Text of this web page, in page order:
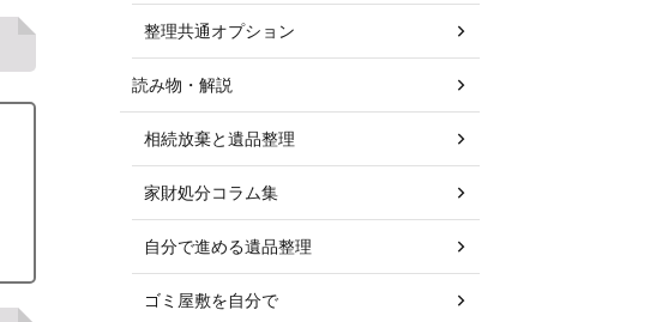
整理共通オプション
読み物・解説
相続放棄と遺品整理
家財処分コラム集
自分で進める遺品整理
ゴミ屋敷を自分で